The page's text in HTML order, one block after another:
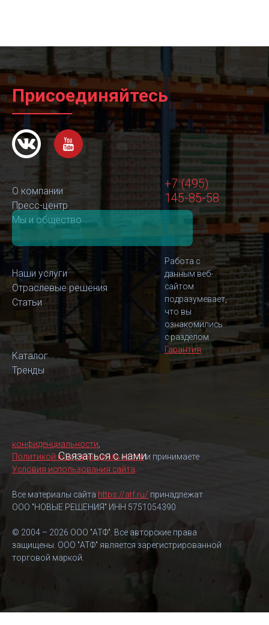
Присоединяйтесь
О компании
Пресс-центр
Мы и общество
Наши услуги
Отраслевые решения
Статьи
Каталог
Тренды
+7 (495)
145-85-58
Связаться с нами
Работа с
данным веб-
сайтом
подразумевает,
что вы
ознакомились
с разделом
Гарантия
конфиденциальности
Политикой конфиденциальностии принимаете
Условия использования сайта
Все материалы сайта https://atf.ru/ принадлежат
ООО "НОВЫЕ РЕШЕНИЯ" ИНН 5751054390
© 2004 – 2026 ООО "АТФ". Все авторские права
защищены. ООО "АТФ" является зарегистрированной
торговой маркой.